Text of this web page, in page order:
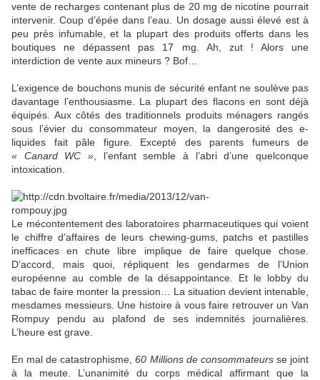
vente de recharges contenant plus de 20 mg de nicotine pourrait
intervenir. Coup d’épée dans l’eau. Un dosage aussi élevé est à
peu près infumable, et la plupart des produits offerts dans les
boutiques ne dépassent pas 17 mg. Ah, zut ! Alors une
interdiction de vente aux mineurs ? Bof…
L’exigence de bouchons munis de sécurité enfant ne soulève pas
davantage l’enthousiasme. La plupart des flacons en sont déjà
équipés. Aux côtés des traditionnels produits ménagers rangés
sous l’évier du consommateur moyen, la dangerosité des e-
liquides fait pâle figure. Excepté des parents fumeurs de
« Canard WC » , l’enfant semble à l’abri d’une quelconque
intoxication.
Le mécontentement des laboratoires pharmaceutiques qui voient
le chiffre d’affaires de leurs chewing-gums, patchs et pastilles
inefficaces en chute libre implique de faire quelque chose.
D’accord, mais quoi, répliquent les gendarmes de l’Union
européenne au comble de la désappointance. Et le lobby du
tabac de faire monter la pression… La situation devient intenable,
mesdames messieurs. Une histoire à vous faire retrouver un Van
Rompuy pendu au plafond de ses indemnités journalières.
L’heure est grave.
En mal de catastrophisme,60 Millions de consommateursse joint
à la meute. L’unanimité du corps médical affirmant que la